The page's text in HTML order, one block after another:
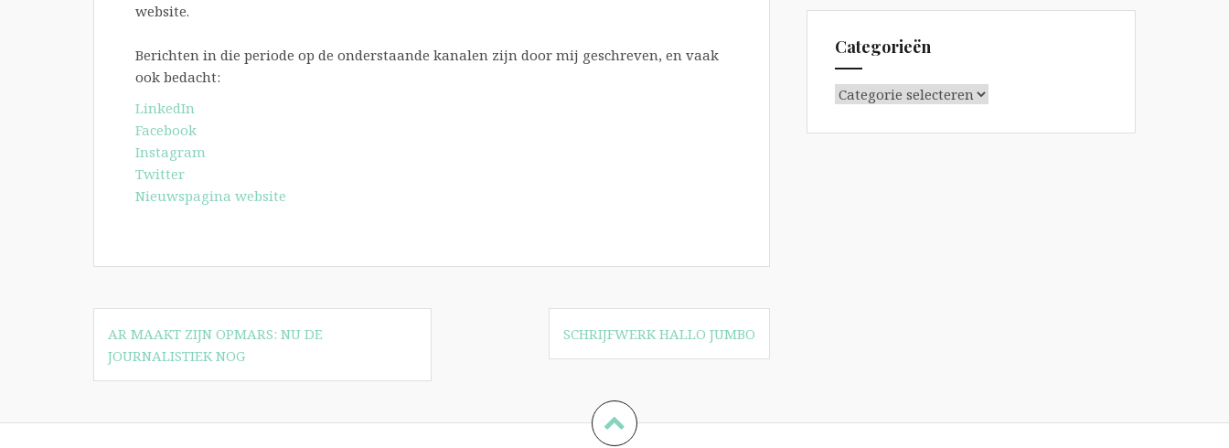
website.
Berichten in die periode op de onderstaande kanalen zijn door mij geschreven, en vaak
ook bedacht:
LinkedIn
Facebook
Instagram
Twitter
Nieuwspagina website
Bericht
navigatie
AR MAAKT ZIJN OPMARS: NU DE
JOURNALISTIEK NOG
SCHRIJFWERK HALLO JUMBO
Categorieën
Categorieën